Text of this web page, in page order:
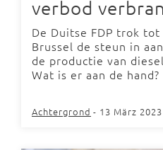
verbod
De Duitse FDP trok
Brussel de steun in
de productie van
Wat is er aan de hand?
Achtergrond - 13 März 2023